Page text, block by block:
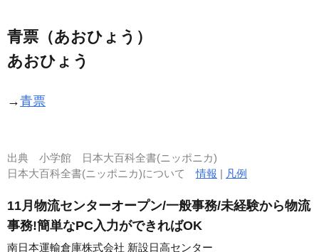
青票（あおひょう）
あおひょう
→青票
出典 小学館 日本大百科全書(ニッポニカ)
日本大百科全書(ニッポニカ)について情報 | 凡例
11月物流センターオープン/一般事務/未経験から物流
事務!簡単なPC入力ができればOK
南日本運輸倉庫株式会社 新設日高センター